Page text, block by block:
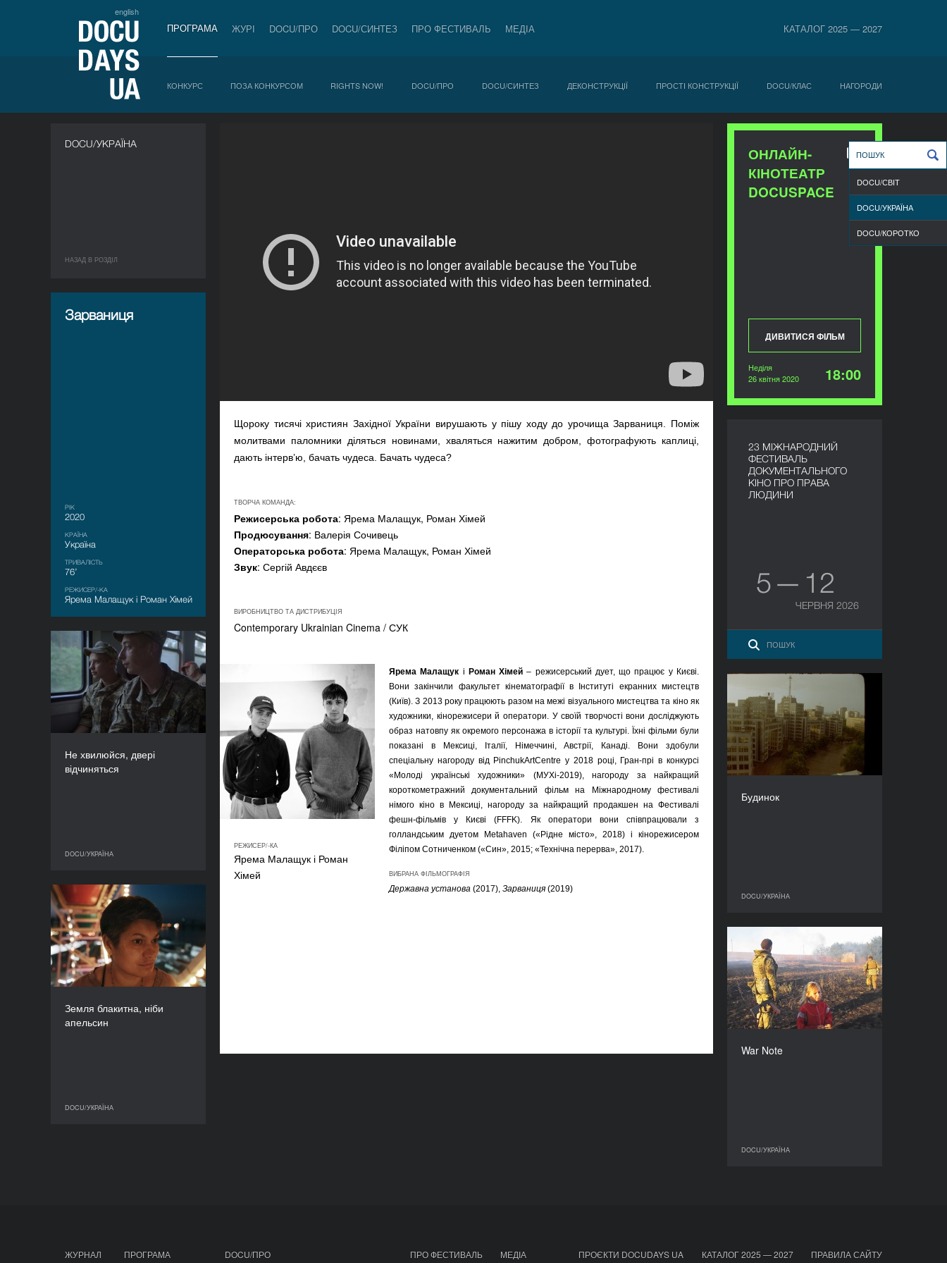
english
ПРОГРАМА ЖУРІ DOCU/ПРО DOCU/СИНТЕЗ ПРО ФЕСТИВАЛЬ МЕДІА КАТАЛОГ 2025 — 2027
КОНКУРС ПОЗА КОНКУРСОМ RIGHTS NOW! DOCU/ПРО DOCU/СИНТЕЗ ДЕКОНСТРУКЦІЇ ПРОСТІ КОНСТРУКЦІЇ DOCU/КЛАС НАГОРОДИ
DOCU/УКРАЇНА
НАЗАД В РОЗДIЛ
Зарваниця
РІК
2020
КРАЇНА
Україна
ТРИВАЛІСТЬ
76’
РЕЖИСЕР/-КА
Ярема Малащук і Роман Хімей
Щороку тисячі християн Західної України вирушають у пішу ходу до урочища Зарваниця. Поміж
молитвами паломники діляться новинами, хваляться нажитим добром, фотографують каплиці,
дають інтерв’ю, бачать чудеса. Бачать чудеса?
ТВОРЧА КОМАНДА:
Режисерська робота: Ярема Малащук, Роман Хімей
Продюсування: Валерія Сочивець
Операторська робота: Ярема Малащук, Роман Хімей
Звук: Сергій Авдєєв
ВИРОБНИЦТВО ТА ДИСТРИБУЦІЯ
Contemporary Ukrainian Cinema / СУК
РЕЖИСЕР/-КА
Ярема Малащук і Роман
Хімей
Ярема Малащук і Роман Хімей– режисерський дует, що працює у Києві.
Вони закінчили факультет кінематографії в Інституті екранних мистецтв
(Київ).З 2013 року працюють разом на межі візуального мистецтва та кіно як
художники, кінорежисери й оператори. У своїй творчостівони досліджують
образ натовпу як окремого персонажа в історії та культурі. Їхні фільми були
показані в Мексиці, Італії, Німеччині, Австрії, Канаді. Вони здобули
спеціальну нагороду від PinchukArtCentre у 2018 році, Гран-прі в конкурсі
«Молоді українські художники» (МУХі-2019), нагороду за найкращий
короткометражний документальний фільм на Міжнародному фестивалі
німого кіно в Мексиці, нагороду за найкращий продакшен на Фестивалі
фешн-фільмів
у Києві(FFFK). Як оператори вони співпрацювали з
голландським дуетом Metahaven («Рідне місто», 2018) і кінорежисером
Філіпом Сотниченком («Син», 2015; «Технічна перерва», 2017).
ВИБРАНА ФІЛЬМОГРАФІЯ
Державна установа (2017), Зарваниця (2019)
ОНЛАЙН-
КІНОТЕАТР
DOCUSPACE
ДИВИТИСЯ ФІЛЬМ
Неділя
26 квітня 2020
18:00
23 МІЖНАРОДНИЙ
ФЕСТИВАЛЬ
ДОКУМЕНТАЛЬНОГО
КІНО ПРО ПРАВА
ЛЮДИНИ
5 — 12
ЧЕРВНЯ 2026
Не хвилюйся, двері
відчиняться
DOCU/УКРАЇНА
Не хвилюйся, двері
відчиняться
2019
КРАЇНА
Канада
Оксана Карпович
Будинок
DOCU/УКРАЇНА
РІК
2019
КРАЇНА
Німеччина, Україна
РЕЖИСЕР(К)И
Земля блакитна, ніби
апельсин
DOCU/УКРАЇНА
Земля блакитна, ніби
апельсин
2020
КРАЇНА
Україна, Литва
Ірина Цілик
War Note
DOCU/УКРАЇНА
War Note
РІК
2020
КРАЇНА
Україна
РЕЖИСЕР/-КА
ЖУРНАЛ ПРОГРАМА DOCU/ПРО ПРО ФЕСТИВАЛЬ МЕДІА ПРОЄКТИ DOCUDAYS UA КАТАЛОГ 2025 — 2027 ПРАВИЛА САЙТУ
DOCU/СВІТ
DOCU/УКРАЇНА
DOCU/КОРОТКО